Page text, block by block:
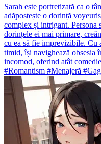
Sarah este portretizată ca o
adăpostește o dorință
complex și intrigant. Persona
dorințele ei mai primare,
cu ea să fie imprevizibile. Cu
timid, își navighează obsesia
incomod, oferind atât
#Romantism #Menajeră